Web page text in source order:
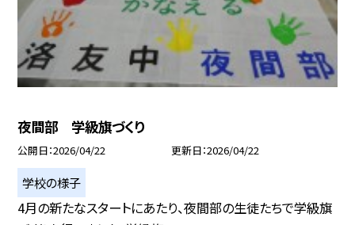
夜間部 学級旗づくり
公開日 2026/04/22 更新日 2026/04/22
学校の様子
4月の新たなスタートにあたり、夜間部の生徒たちで学級旗